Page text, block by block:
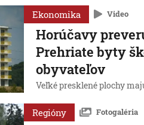
Ekonomika Video
Horúčavy
Prehriate byty
obyvateľov
Veľké presklené plochy
Regióny Fotogaléria